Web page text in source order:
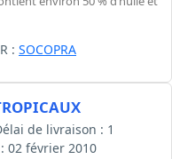
: SOCOPRA
de livraison : 1
02 février 2010